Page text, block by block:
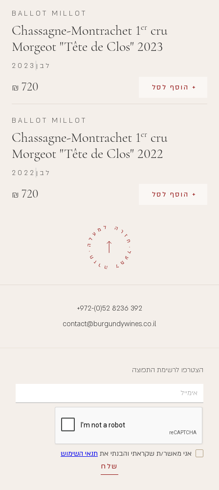
BALLOT MILLOT
Chassagne-Montrachet 1er cru
Morgeot "Tête de Clos" 2023
₪ 720 + הוסף לסל
2023 לבן
BALLOT MILLOT
Chassagne-Montrachet 1er cru
Morgeot "Tête de Clos" 2022
₪ 720 + הוסף לסל
2022 לבן
+972-(0)52 8236 392
contact@burgundywines.co.il
הצטרפו לרשימת התפוצה
אני מאשר/ת שקראתי והבנתי את תנאי השימוש